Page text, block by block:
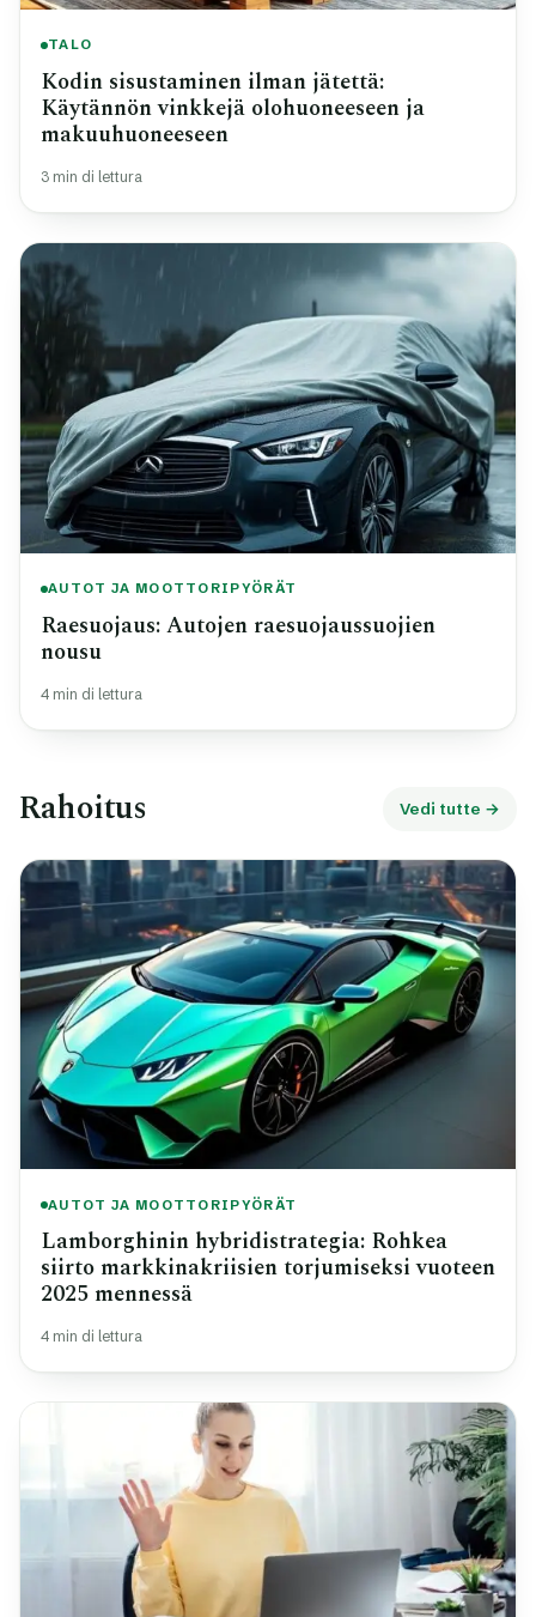
TALO
Kodin sisustaminen ilman jätettä:
Käytännön vinkkejä olohuoneeseen ja
makuuhuoneeseen
3 min di lettura
AUTOT JA MOOTTORIPYÖRÄT
Raesuojaus: Autojen raesuojaussuojien
nousu
4 min di lettura
Rahoitus Vedi tutte →
AUTOT JA MOOTTORIPYÖRÄT
Lamborghinin hybridistrategia: Rohkea
siirto markkinakriisien torjumiseksi vuoteen
2025 mennessä
4 min di lettura